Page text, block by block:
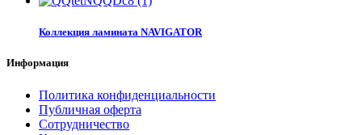
Коллекция ламината NAVIGATOR
Информация
Политика конфиденциальности
Публичная оферта
Сотрудничество